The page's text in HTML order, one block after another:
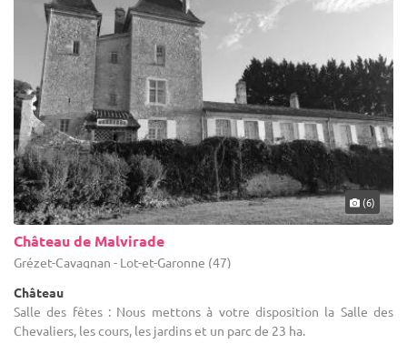
(6)
Château de Malvirade
Grézet-Cavagnan - Lot-et-Garonne (47)
Château
Salle des fêtes : Nous mettons à votre disposition la Salle des
Chevaliers, les cours, les jardins et un parc de 23 ha.